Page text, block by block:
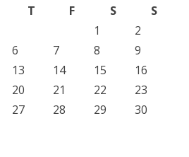
T F S
S
1
2
6 7 8
9
13 14 15
16
20 21 22
23
27 28 29
30